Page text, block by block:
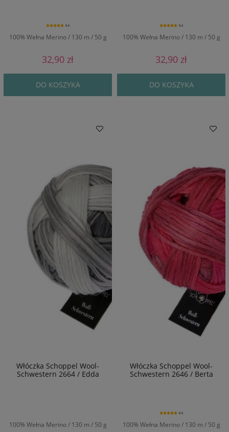
100% Wełna Merino / 130 m / 50 g
5.0
32,90 zł
DO KOSZYKA
100% Wełna Merino / 130 m / 50 g
5.0
32,90 zł
DO KOSZYKA
Włóczka Schoppel Wool-
Schwestern 2664 / Edda
100% Wełna Merino / 130 m / 50 g
Włóczka Schoppel Wool-
Schwestern 2646 / Berta
100% Wełna Merino / 130 m / 50 g
5.0